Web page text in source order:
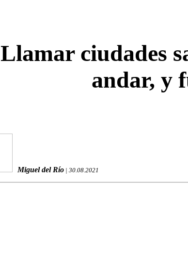
Llamar ciudades
andar, y
Miguel del Río | 30.08.2021